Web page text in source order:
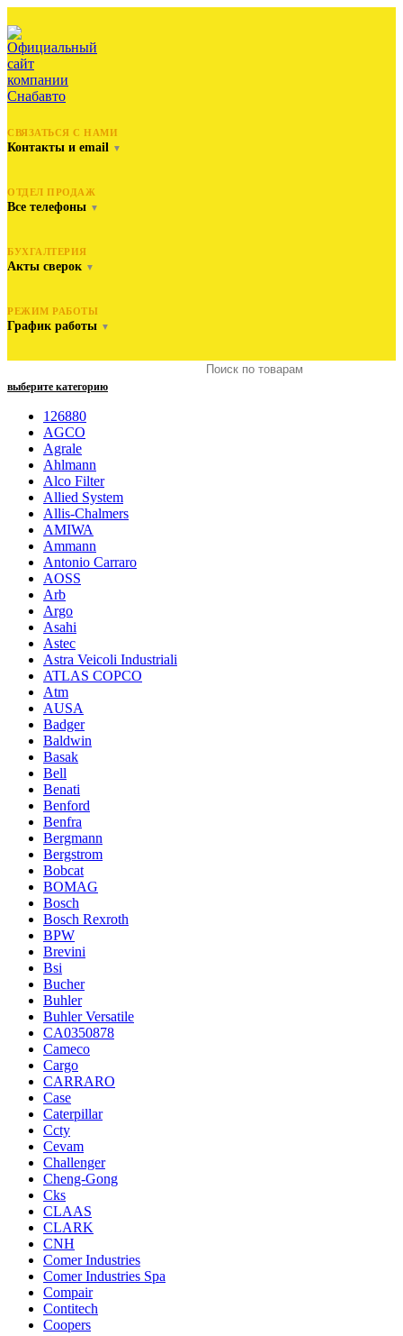
СВЯЗАТЬСЯ С НАМИ
Контакты и email ▼
ОТДЕЛ ПРОДАЖ
Все телефоны ▼
БУХГАЛТЕРИЯ
Акты сверок ▼
РЕЖИМ РАБОТЫ
График работы ▼
выберите категорию
126880
AGCO
Agrale
Ahlmann
Alco Filter
Allied System
Allis-Chalmers
AMIWA
Ammann
Antonio Carraro
AOSS
Arb
Argo
Asahi
Astec
Astra Veicoli Industriali
ATLAS COPCO
Atm
AUSA
Badger
Baldwin
Basak
Bell
Benati
Benford
Benfra
Bergmann
Bergstrom
Bobcat
BOMAG
Bosch
Bosch Rexroth
BPW
Brevini
Bsi
Bucher
Buhler
Buhler Versatile
CA0350878
Cameco
Cargo
CARRARO
Case
Caterpillar
Ccty
Cevam
Challenger
Cheng-Gong
Cks
CLAAS
CLARK
CNH
Comer Industries
Comer Industries Spa
Compair
Contitech
Coopers